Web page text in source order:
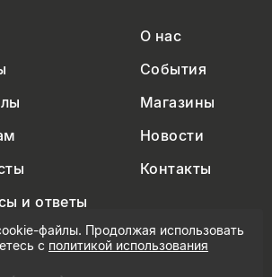
О нас
События
Магазины
Новости
Контакты
и ответы
файлы. Продолжая использовать
с политикой использования